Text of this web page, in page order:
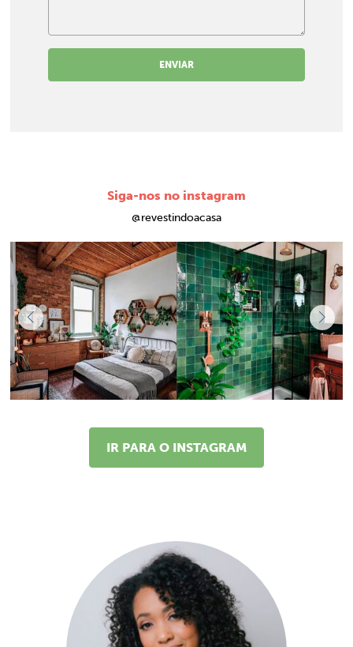
ENVIAR
Siga-nos no instagram
@revestindoacasa
IR PARA O INSTAGRAM